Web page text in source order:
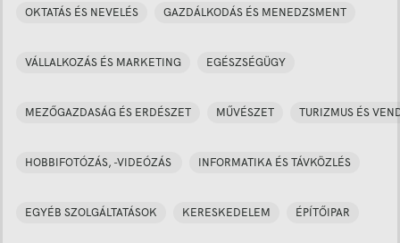
OKTATÁS ÉS NEVELÉS GAZDÁLKODÁS ÉS MENEDZSMENT
VÁLLALKOZÁS ÉS MARKETING EGÉSZSÉGÜGY
MEZŐGAZDASÁG ÉS ERDÉSZET MŰVÉSZET TURIZMUS ÉS
HOBBIFOTÓZÁS, -VIDEÓZÁS INFORMATIKA ÉS TÁVKÖZLÉS
EGYÉB SZOLGÁLTATÁSOK KERESKEDELEM ÉPÍTŐIPAR